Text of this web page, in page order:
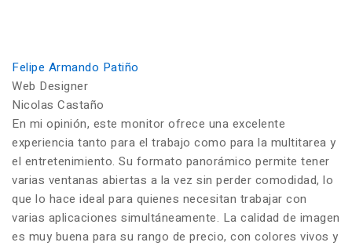
Felipe Armando Patiño
Web Designer
Nicolas Castaño
En mi opinión, este monitor ofrece una excelente
experiencia tanto para el trabajo como para la multitarea y
el entretenimiento. Su formato panorámico permite tener
varias ventanas abiertas a la vez sin perder comodidad, lo
que lo hace ideal para quienes necesitan trabajar con
varias aplicaciones simultáneamente. La calidad de imagen
es muy buena para su rango de precio, con colores vivos y